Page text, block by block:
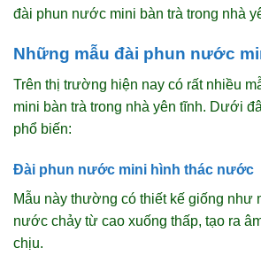
đài phun nước mini bàn trà trong nhà
Những mẫu đài phun nước
Trên thị trường hiện nay có rất nhiều
mini bàn trà trong nhà yên tĩnh. Dưới
phổ biến:
Đài phun nước mini hình thác nước
Mẫu này thường có thiết kế giống như
nước chảy từ cao xuống thấp, tạo ra
chịu.